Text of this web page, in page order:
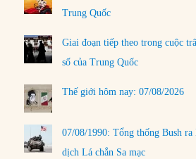
Trung Quốc
Giai đoạn tiếp theo trong cuộc
số của Trung Quốc
Thế giới hôm nay: 07/08/2026
07/08/1990: Tổng thống Bush ra
dịch Lá chắn Sa mạc